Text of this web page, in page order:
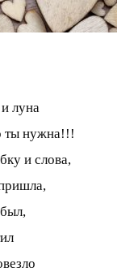
луна
ты нужна!!!
и слова,